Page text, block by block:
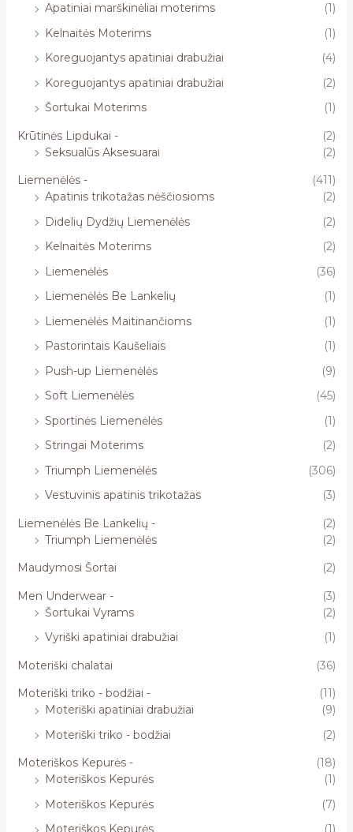
Apatiniai marškinėliai moterims
(1)
Kelnaitės Moterims
(1)
Koreguojantys apatiniai drabužiai
(4)
Koreguojantys apatiniai drabužiai
(2)
Šortukai Moterims
(1)
Krūtinės Lipdukai -
(2)
Seksualūs Aksesuarai
(2)
Liemenėlės -
(411)
Apatinis trikotažas nėščiosioms
(2)
Didelių Dydžių Liemenėlės
(2)
Kelnaitės Moterims
(2)
Liemenėlės
(36)
Liemenėlės Be Lankelių
(1)
Liemenėlės Maitinančioms
(1)
Pastorintais Kaušeliais
(1)
Push-up Liemenėlės
(9)
Soft Liemenėlės
(45)
Sportinės Liemenėlės
(1)
Stringai Moterims
(2)
Triumph Liemenėlės
(306)
Vestuvinis apatinis trikotažas
(3)
Liemenėlės Be Lankelių -
(2)
Triumph Liemenėlės
(2)
Maudymosi Šortai
(2)
Men Underwear -
(3)
Šortukai Vyrams
(2)
Vyriški apatiniai drabužiai
(1)
Moteriški chalatai
(36)
Moteriški triko - bodžiai -
(11)
Moteriški apatiniai drabužiai
(9)
Moteriški triko - bodžiai
(2)
Moteriškos Kepurės -
(18)
Moteriškos Kepurės
(1)
Moteriškos Kepurės
(7)
Moteriškos Kepurės
(1)